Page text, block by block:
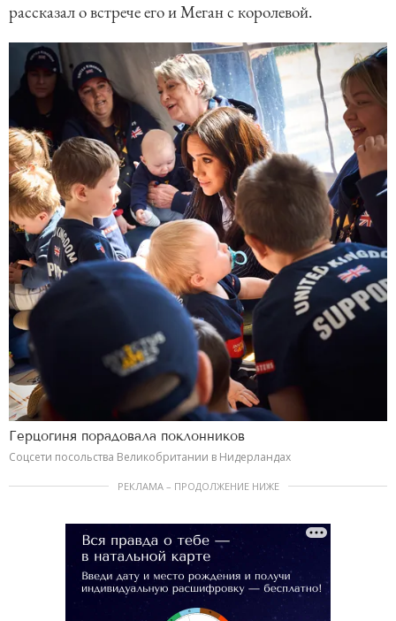
рассказал о встрече его и Меган с королевой.
Герцогиня порадовала поклонников
Соцсети посольства Великобритании в Нидерландах
РЕКЛАМА – ПРОДОЛЖЕНИЕ НИЖЕ